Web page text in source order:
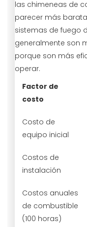
las chimeneas de
parecer más
sistemas de fuego
generalmente son
porque son más
operar.
Factor de
costo
Costo de
equipo inicial
Costos de
instalación
Costos anuales
de combustible
(100 horas)